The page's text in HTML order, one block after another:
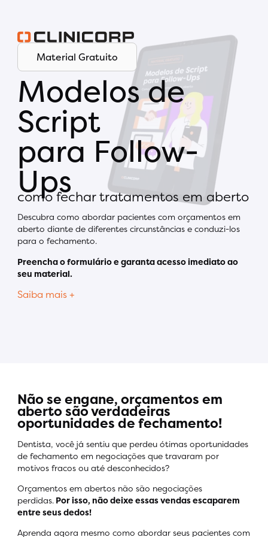
Material Gratuito
Modelos de
Script
para Follow-
Ups
como fechar tratamentos em aberto
Descubra como abordar pacientes com orçamentos em
aberto diante de diferentes circunstâncias e conduzi-los
para o fechamento.
Preencha o formulário e garanta acesso imediato ao
seu material.
Saiba mais +
Não se engane, orçamentos em
aberto são verdadeiras
oportunidades de fechamento!
Dentista, você já sentiu que perdeu ótimas oportunidades
de fechamento em negociações que travaram por
motivos fracos ou até desconhecidos?
Orçamentos em abertos não são negociações
perdidas. Por isso, não deixe essas vendas escaparem
entre seus dedos!
Aprenda agora mesmo como abordar seus pacientes com